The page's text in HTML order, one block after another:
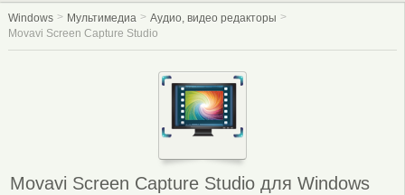
Windows Мультимедиа
Аудио, видео редакторы
Movavi Screen Capture Studio
Movavi Screen Capture Studio для Windows